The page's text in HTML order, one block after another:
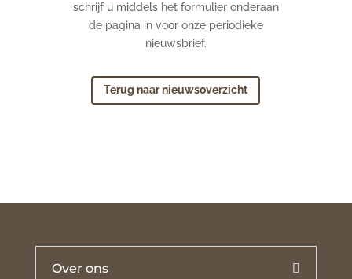
schrijf u middels het formulier onderaan
de pagina in voor onze periodieke
nieuwsbrief.
Terug naar nieuwsoverzicht
Over ons